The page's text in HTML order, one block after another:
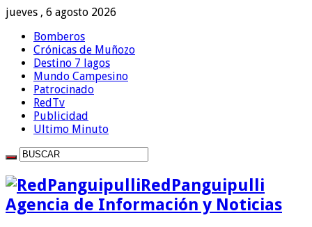
jueves , 6 agosto 2026
Bomberos
Crónicas de Muñozo
Destino 7 lagos
Mundo Campesino
Patrocinado
RedTv
Publicidad
Ultimo Minuto
RedPanguipulli
Agencia de Información y Noticias